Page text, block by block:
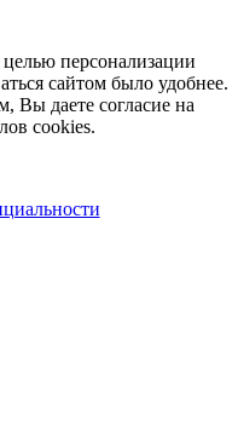
целью персонализации
сайтом было удобнее.
Вы даете согласие на
cookies.